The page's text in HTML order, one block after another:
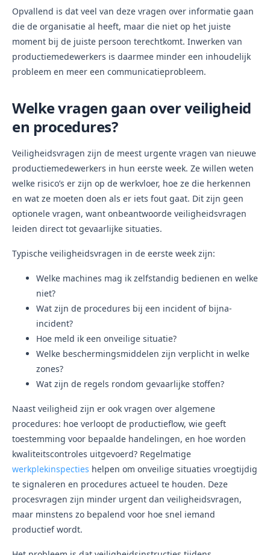
Opvallend is dat veel van deze vragen over informatie gaan
die de organisatie al heeft, maar die niet op het juiste
moment bij de juiste persoon terechtkomt. Inwerken van
productiemedewerkers is daarmee minder een inhoudelijk
probleem en meer een communicatieprobleem.
Welke vragen gaan over veiligheid
en procedures?
Veiligheidsvragen zijn de meest urgente vragen van nieuwe
productiemedewerkers in hun eerste week. Ze willen weten
welke risico’s er zijn op de werkvloer, hoe ze die herkennen
en wat ze moeten doen als er iets fout gaat. Dit zijn geen
optionele vragen, want onbeantwoorde veiligheidsvragen
leiden direct tot gevaarlijke situaties.
Typische veiligheidsvragen in de eerste week zijn:
Welke machines mag ik zelfstandig bedienen en welke
niet?
Wat zijn de procedures bij een incident of bijna-
incident?
Hoe meld ik een onveilige situatie?
Welke beschermingsmiddelen zijn verplicht in welke
zones?
Wat zijn de regels rondom gevaarlijke stoffen?
Naast veiligheid zijn er ook vragen over algemene
procedures: hoe verloopt de productieflow, wie geeft
toestemming voor bepaalde handelingen, en hoe worden
kwaliteitscontroles uitgevoerd? Regelmatige
werkplekinspecties helpen om onveilige situaties vroegtijdig
te signaleren en procedures actueel te houden. Deze
procesvragen zijn minder urgent dan veiligheidsvragen,
maar minstens zo bepalend voor hoe snel iemand
productief wordt.